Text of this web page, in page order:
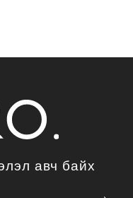
авч байх